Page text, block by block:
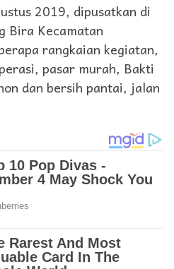
2019, dipusatkan di
Bira Kecamatan
rangkaian kegiatan,
pasar murah, Bakti
dan bersih pantai, jalan